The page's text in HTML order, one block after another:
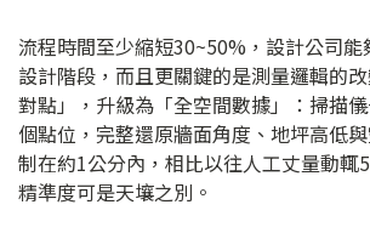
流程時間至少縮短30~50%，設計公司
設計階段，而且更關鍵的是測量邏輯的
對點」，升級為「全空間數據」：掃描
個點位，完整還原牆面角度、地坪高低
制在約1公分內，相比以往人工丈量動輒
精準度可是天壤之別。